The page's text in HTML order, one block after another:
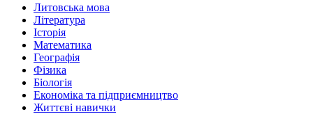
Литовська мова
Література
Історія
Математика
Географія
Фізика
Біологія
Економіка та підприємництво
Життєві навички